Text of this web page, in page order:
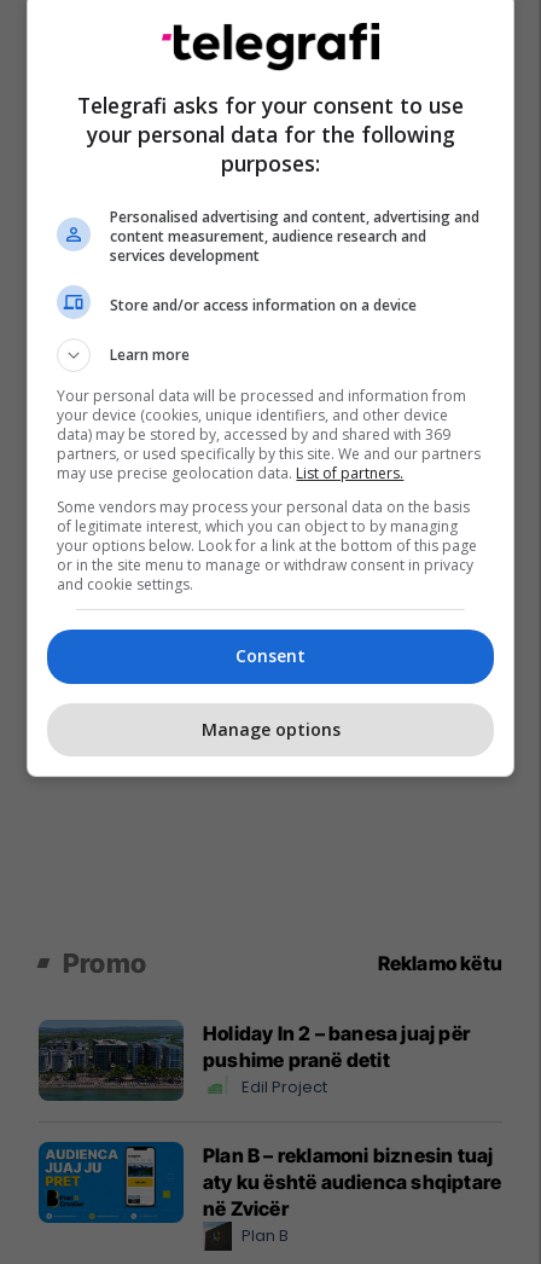
Këshilli Gjyqësor I Maqedonisë
Gordana Siljanovska-Davkova
Promo Reklamo këtu
Holiday In 2 – banesa juaj për
pushime pranë detit
Edil Project
Plan B – reklamoni biznesin tuaj
aty ku është audienca shqiptare
në Zvicër
Plan B
Telegrafi asks for your consent to use
your personal data for the following
purposes:
Personalised advertising and content, advertising and
content measurement, audience research and
services development
Store and/or access information on a device
Learn more
Your personal data will be processed and information from
your device (cookies, unique identifiers, and other device
data) may be stored by, accessed by and shared with 369
partners, or used specifically by this site. We and our partners
may use precise geolocation data. List of partners.
Some vendors may process your personal data on the basis
of legitimate interest, which you can object to by managing
your options below. Look for a link at the bottom of this page
or in the site menu to manage or withdraw consent in privacy
and cookie settings.
Consent
Manage options